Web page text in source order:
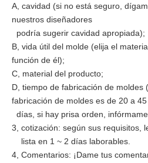
A, cavidad (si no está seguro,
nuestros diseñadores
podría sugerir cavidad apropiada);
B, vida útil del molde (elija el
función de él);
C, material del producto;
D, tiempo de fabricación de moldes
fabricación de moldes es de 20 a
días, si hay prisa orden,
3, cotización: según sus requisitos,
lista en 1 ~ 2 días laborables.
4, Comentarios: ¡Dame tus